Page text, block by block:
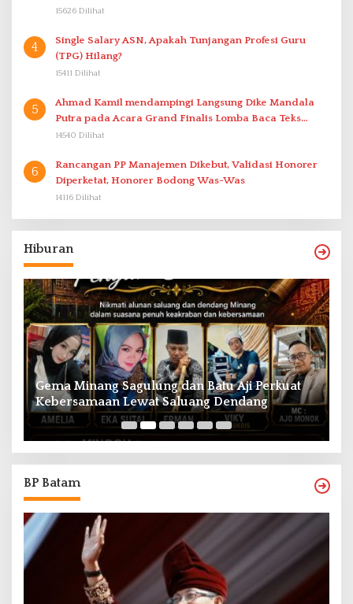
15626 Dilihat
4
Single Salary ASN, Apakah Tunjangan Profesi Guru
(TPG) Hilang?
15411 Dilihat
5
Ahmad Kamil mendampingi Langsung Dike Mandala
Putra pada Acara Grand Finalis Lomba Baca Teks
Proklamasi Mirip Bung Karno di Bali
14540 Dilihat
6
Rancangan PP Manajemen Dikebut, Validasi Honorer
Diperketat, Honorer Bodong Was-Was
14116 Dilihat
Hiburan
Gema Minang Sagulung dan Batu Aji Perkuat
Kebersamaan Lewat Saluang Dendang
BP Batam